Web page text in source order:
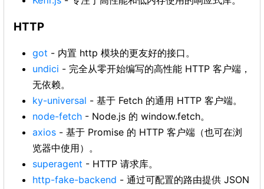
HTTP
got - 内置 http 模块的更友好的接口。
undici - 完全从零开始编写的高性能 HTTP 客户端，
无依赖。
ky-universal - 基于 Fetch 的通用 HTTP 客户端。
node-fetch - Node.js 的 window.fetch。
axios - 基于 Promise 的 HTTP 客户端（也可在浏
览器中使用）。
superagent - HTTP 请求库。
http-fake-backend - 通过可配置的路由提供 JSON